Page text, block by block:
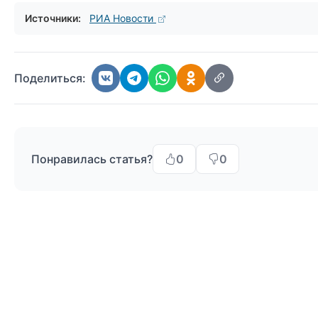
Источники: РИА Новости
Поделиться:
Понравилась статья? 0 0